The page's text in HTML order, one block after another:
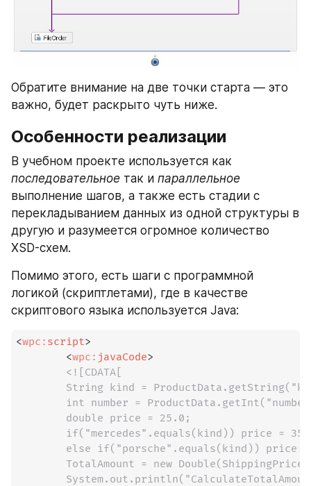
Обратите внимание на две точки старта — это
важно, будет раскрыто чуть ниже.
Особенности реализации
последовательное так и параллельное
выполнение шагов, а также есть стадии с
перекладыванием данных из одной структуры в
другую и разумеется огромное количество
XSD-схем.
Помимо этого, есть шаги с программной
логикой (скриптлетами), где в качестве
скриптового языка используется Java:
<wpc: script>
<wpc: javaCode>
<![CDATA[
String kind =
int number =
        double price = 25.0;
if("mercedes".equals(kind)) price =
else if("porsche".equals(kind)) price
TotalAmount = new